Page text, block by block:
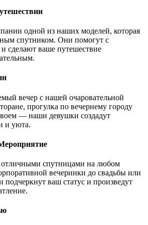
одной из наших моделей, которая
спутником. Они помогут с
и сделают ваше путешествие
вечер с нашей очаровательной
прогулка по вечернему городу
— наши девушки создадут
и уюта.
спутницами на любом
вечеринки до свадьбы или
подчеркнут ваш статус и произведут